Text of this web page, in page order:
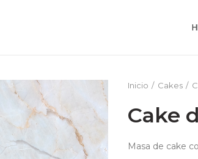
Inicio Cakes
Cake
Masa de cake